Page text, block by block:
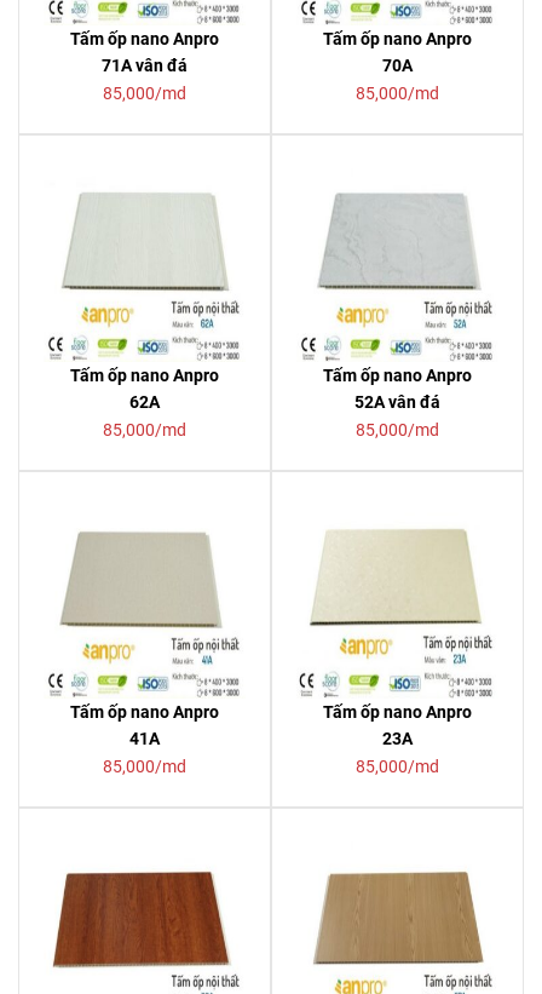
Tấm ốp nano Anpro
71A vân đá
85,000/md
Tấm ốp nano Anpro
70A
85,000/md
Tấm ốp nano Anpro
62A
85,000/md
Tấm ốp nano Anpro
52A vân đá
85,000/md
Tấm ốp nano Anpro
41A
85,000/md
Tấm ốp nano Anpro
23A
85,000/md